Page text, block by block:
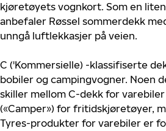
kjøretøyets vognkort. Som en
anbefaler Røssel sommerdekk
unngå luftlekkasjer på veien.
C ('Kommersielle) -klassifiserte
bobiler og campingvogner. Noen
skiller mellom C-dekk for
(«Camper») for fritidskjøretøyer,
Tyres-produkter for varebiler er